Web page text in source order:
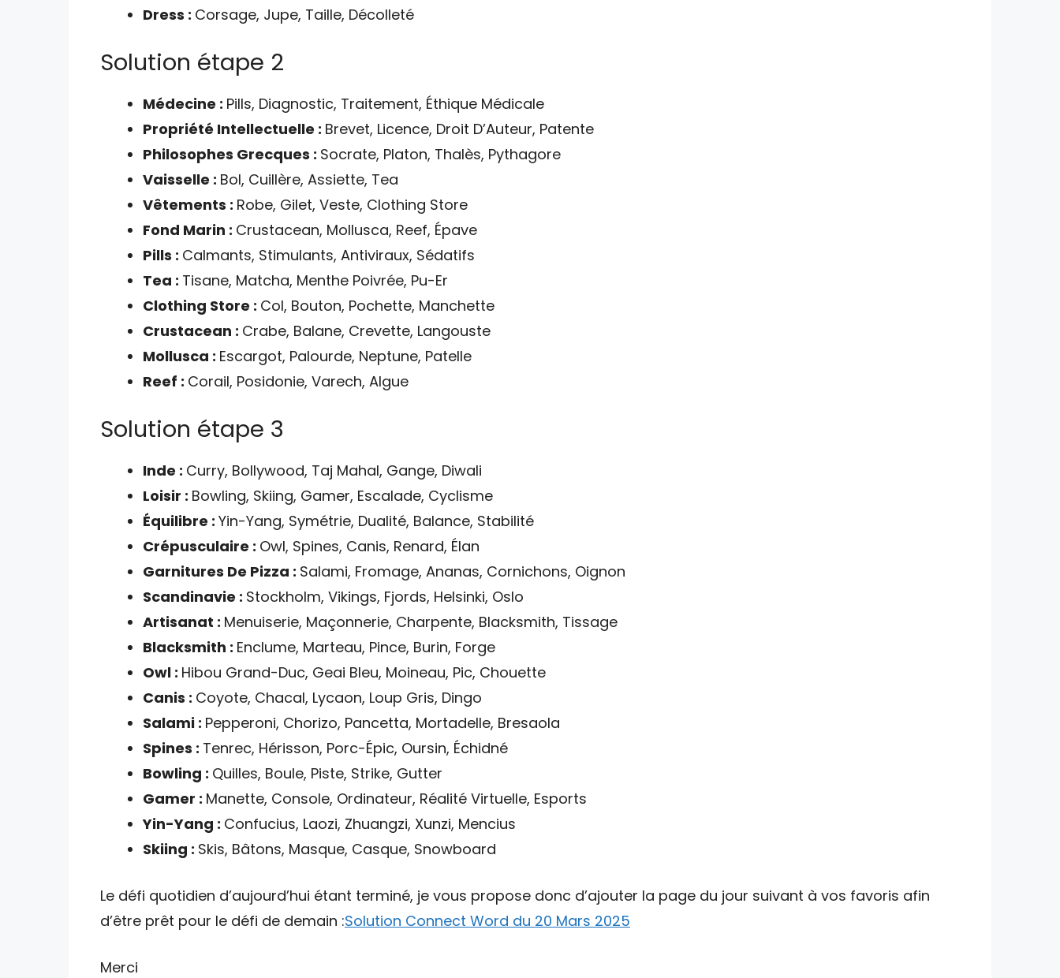
Dress : Corsage, Jupe, Taille, Décolleté
Solution étape 2
Médecine : Pills, Diagnostic, Traitement, Éthique Médicale
Propriété Intellectuelle : Brevet, Licence, Droit D’Auteur, Patente
Philosophes Grecques : Socrate, Platon, Thalès, Pythagore
Vaisselle : Bol, Cuillère, Assiette, Tea
Vêtements : Robe, Gilet, Veste, Clothing Store
Fond Marin : Crustacean, Mollusca, Reef, Épave
Pills : Calmants, Stimulants, Antiviraux, Sédatifs
Tea : Tisane, Matcha, Menthe Poivrée, Pu-Er
Clothing Store : Col, Bouton, Pochette, Manchette
Crustacean : Crabe, Balane, Crevette, Langouste
Mollusca : Escargot, Palourde, Neptune, Patelle
Reef : Corail, Posidonie, Varech, Algue
Solution étape 3
Inde : Curry, Bollywood, Taj Mahal, Gange, Diwali
Loisir : Bowling, Skiing, Gamer, Escalade, Cyclisme
Équilibre : Yin-Yang, Symétrie, Dualité, Balance, Stabilité
Crépusculaire : Owl, Spines, Canis, Renard, Élan
Garnitures De Pizza : Salami, Fromage, Ananas, Cornichons, Oignon
Scandinavie : Stockholm, Vikings, Fjords, Helsinki, Oslo
Artisanat : Menuiserie, Maçonnerie, Charpente, Blacksmith, Tissage
Blacksmith : Enclume, Marteau, Pince, Burin, Forge
Owl : Hibou Grand-Duc, Geai Bleu, Moineau, Pic, Chouette
Canis : Coyote, Chacal, Lycaon, Loup Gris, Dingo
Salami : Pepperoni, Chorizo, Pancetta, Mortadelle, Bresaola
Spines : Tenrec, Hérisson, Porc-Épic, Oursin, Échidné
Bowling : Quilles, Boule, Piste, Strike, Gutter
Gamer : Manette, Console, Ordinateur, Réalité Virtuelle, Esports
Yin-Yang : Confucius, Laozi, Zhuangzi, Xunzi, Mencius
Skiing : Skis, Bâtons, Masque, Casque, Snowboard
Le défi quotidien d’aujourd’hui étant terminé, je vous propose donc d’ajouter la page du jour suivant à vos favoris afin
d’être prêt pour le défi de demain :Solution Connect Word du 20 Mars 2025
Merci